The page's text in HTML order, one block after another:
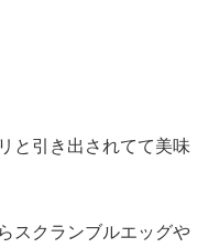
と引き出されてて美味
スクランブルエッグや